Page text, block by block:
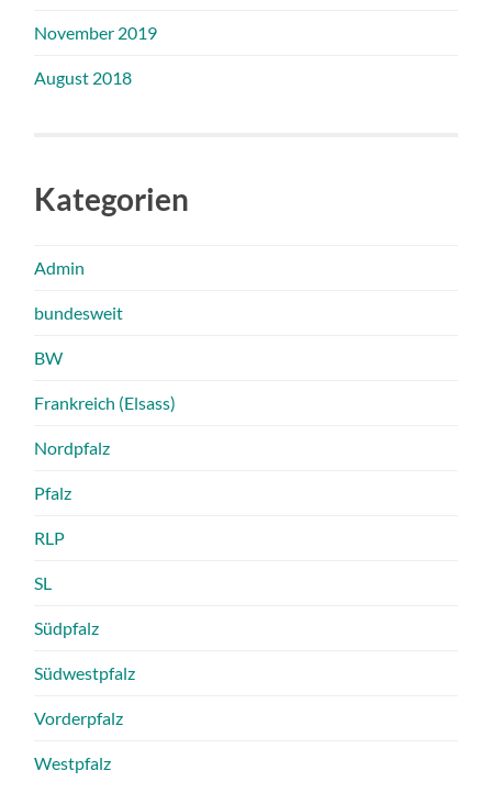
November 2019
August 2018
Kategorien
Admin
bundesweit
BW
Frankreich (Elsass)
Nordpfalz
Pfalz
RLP
SL
Südpfalz
Südwestpfalz
Vorderpfalz
Westpfalz